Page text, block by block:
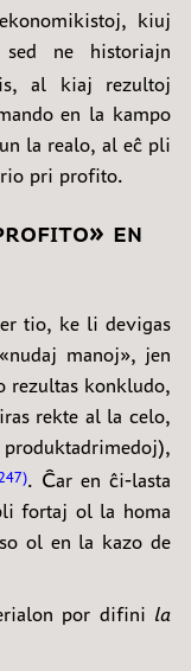
kiuj
ne historiajn
al kiaj rezultoj
en la kampo
la realo, al eĉ pli
pri profito.
en
tio, ke li devigas
manoj», jen
rezultas konkludo,
rekte al la celo,
. Ĉar en ĉi-lasta
fortaj ol la homa
ol en la kazo de
por difini la